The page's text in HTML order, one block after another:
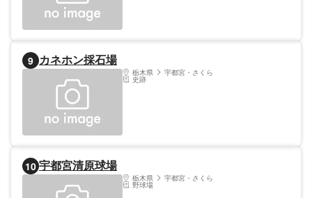
9 カネホン採石場
栃木県 宇都宮・さくら
史跡
10 宇都宮清原球場
栃木県 宇都宮・さくら
野球場